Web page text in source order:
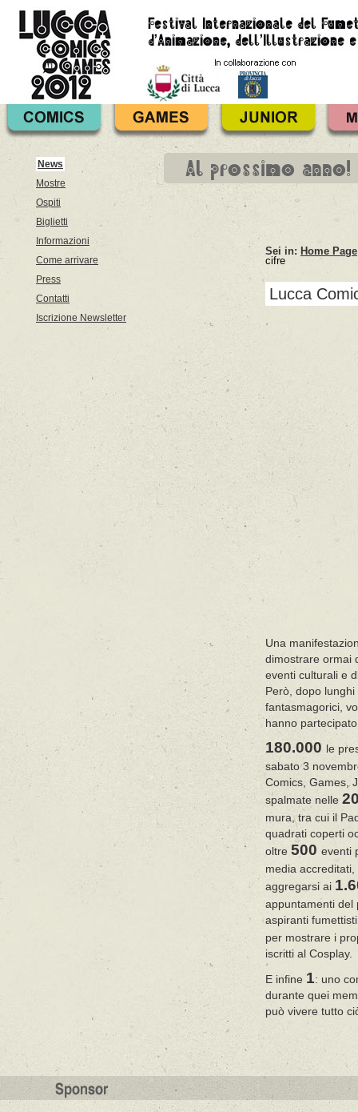
Al prossimo anno!
News
Mostre
Ospiti
Biglietti
Informazioni
Come arrivare
Press
Contatti
Iscrizione Newsletter
Sei in: Home Page
cifre
Lucca
Una
dimostrare ormai
eventi culturali e
Però, dopo
fantasmagorici,
hanno
180.000 le
sabato 3
Comics, Games,
spalmate nelle
mura, tra cui il
quadrati coperti
oltre 500 eventi
media
aggregarsi ai
appuntamenti del
aspiranti
per mostrare i
iscritti al Cosplay.
E infine 1: uno
durante quei
può vivere tutto